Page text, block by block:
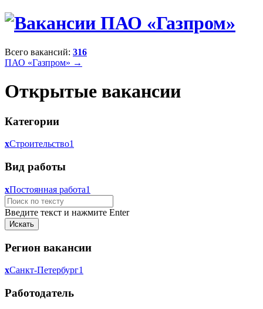
Всего вакансий: 316
ПАО «Газпром» →
Открытые вакансии
Категории
xСтроительство1
Вид работы
xПостоянная работа1
Введите текст и нажмите Enter
Регион вакансии
xСанкт-Петербург1
Работодатель